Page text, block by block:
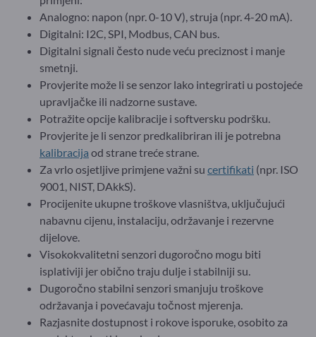
Analogno: napon (npr. 0-10 V), struja (npr. 4-20 mA).
Digitalni: I2C, SPI, Modbus, CAN bus.
Digitalni signali često nude veću preciznost i manje
smetnji.
Provjerite može li se senzor lako integrirati u postojeće
upravljačke ili nadzorne sustave.
Potražite opcije kalibracije i softversku podršku.
Provjerite je li senzor predkalibriran ili je potrebna
kalibracija od strane treće strane.
Za vrlo osjetljive primjene važni su certifikati (npr. ISO
9001, NIST, DAkkS).
Procijenite ukupne troškove vlasništva, uključujući
nabavnu cijenu, instalaciju, održavanje i rezervne
dijelove.
Visokokvalitetni senzori dugoročno mogu biti
isplativiji jer obično traju dulje i stabilniji su.
Dugoročno stabilni senzori smanjuju troškove
održavanja i povećavaju točnost mjerenja.
Razjasnite dostupnost i rokove isporuke, osobito za